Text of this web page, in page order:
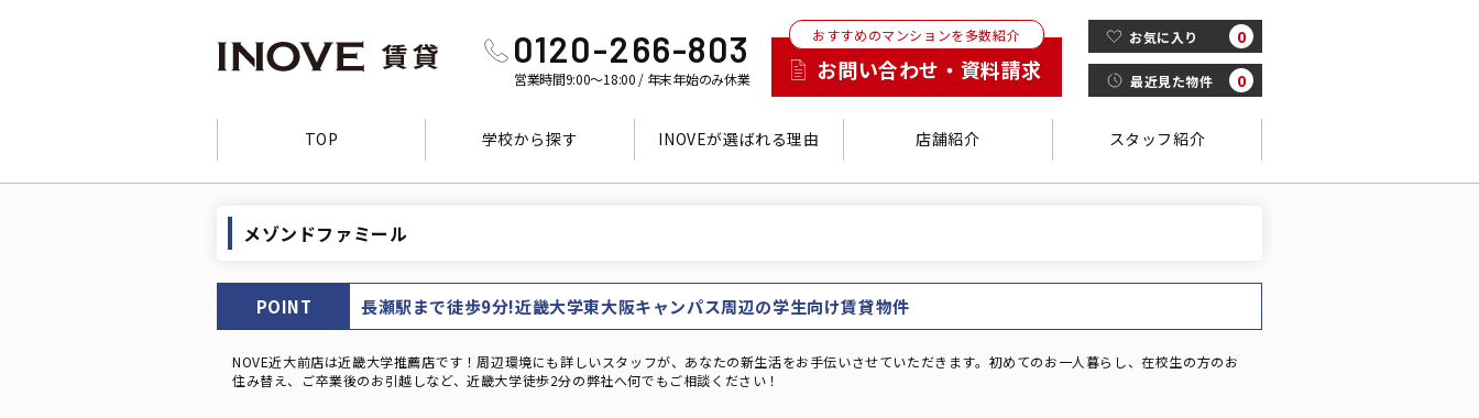
0120-266-803
営業時間9:00～18:00 / 年末年始のみ休業
おすすめのマンションを多数紹介
お問い合わせ・資料請求
お気に入り 0
最近見た物件 0
TOP 学校から探す INOVEが選ばれる理由 店舗紹介 スタッフ紹介
メゾンドファミール
POINT 長瀬駅まで徒歩9分!近畿大学東大阪キャンパス周辺の学生向け賃貸物件
NOVE近大前店は近畿大学推薦店です！周辺環境にも詳しいスタッフが、あなたの新生活をお手伝いさせていただきます。初めてのお一人暮らし、在校生の方のお
住み替え、ご卒業後のお引越しなど、近畿大学徒歩2分の弊社へ何でもご相談ください！